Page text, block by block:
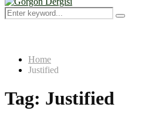
Menu
Search
for:
Search
Home
Justified
Tag: Justified